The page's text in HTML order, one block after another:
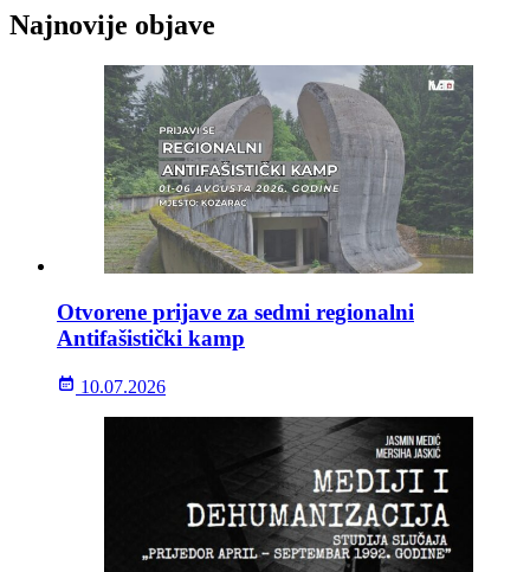
Najnovije objave
Otvorene prijave za sedmi regionalni
Antifašistički kamp
10.07.2026